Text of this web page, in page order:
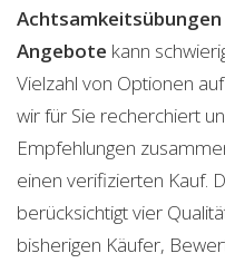
Angebote kann
Vielzahl von Optionen
wir für Sie recherchiert
Empfehlungen
einen verifizierten Kauf.
berücksichtigt vier
bisherigen Käufer,